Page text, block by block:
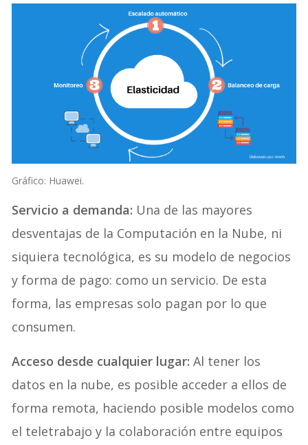
Gráfico: Huawei.
Servicio a demanda: Una de las mayores
desventajas de la Computación en la Nube, ni
siquiera tecnológica, es su modelo de negocios
y forma de pago: como un servicio. De esta
forma, las empresas solo pagan por lo que
consumen.
Acceso desde cualquier lugar:Al tener los
datos en la nube, es posible acceder a ellos de
forma remota, haciendo posible modelos como
el teletrabajo y la colaboración entre equipos